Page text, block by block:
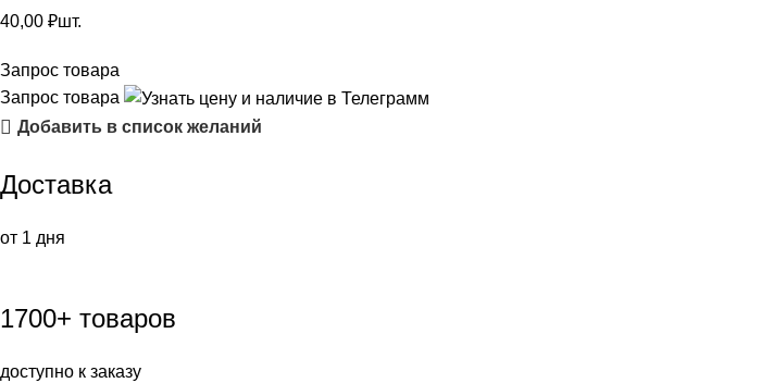
40,00 ₽шт.
Запрос товара
Запрос товара
Добавить в список желаний
Доставка
от 1 дня
1700+ товаров
доступно к заказу